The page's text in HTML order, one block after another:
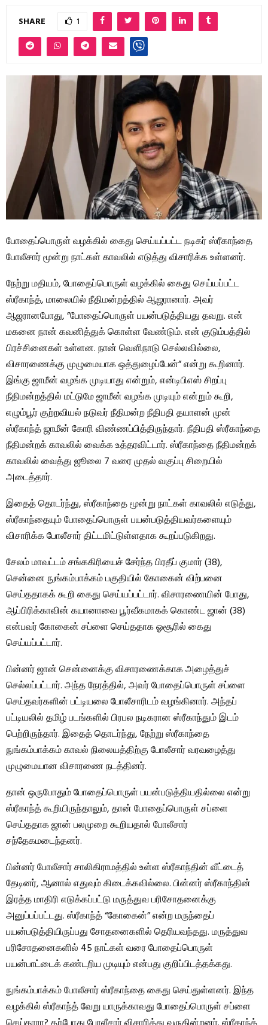
SHARE 1
போதைப்பொருள் வழக்கில் கைது செய்யப்பட்ட நடிகர் ஸ்ரீகாந்தை
போலீசார் மூன்று நாட்கள் காவலில் எடுத்து விசாரிக்க உள்ளனர்.
நேற்று மதியம், போதைப்பொருள் வழக்கில் கைது செய்யப்பட்ட
ஸ்ரீகாந்த், மாலையில் நீதிமன்றத்தில் ஆஜரானார். அவர்
ஆஜரானபோது, ​​”போதைப்பொருள் பயன்படுத்தியது தவறு. என்
மகனை நான் கவனித்துக் கொள்ள வேண்டும். என் குடும்பத்தில்
பிரச்சினைகள் உள்ளன. நான் வெளிநாடு செல்லவில்லை,
விசாரணைக்கு முழுமையாக ஒத்துழைப்பேன்” என்று கூறினார்.
இங்கு ஜாமீன் வழங்க முடியாது என்றும், என்டிபிஎஸ் சிறப்பு
நீதிமன்றத்தில் மட்டுமே ஜாமீன் வழங்க முடியும் என்றும் கூறி,
எழும்பூர் குற்றவியல் நடுவர் நீதிமன்ற நீதிபதி தயாளன் முன்
ஸ்ரீகாந்த் ஜாமீன் கோரி விண்ணப்பித்திருந்தார். நீதிபதி ஸ்ரீகாந்தை
நீதிமன்றக் காவலில் வைக்க உத்தரவிட்டார். ஸ்ரீகாந்தை நீதிமன்றக்
காவலில் வைத்து ஜூலை 7 வரை முதல் வகுப்பு சிறையில்
அடைத்தார்.
இதைத் தொடர்ந்து, ஸ்ரீகாந்தை மூன்று நாட்கள் காவலில் எடுத்து,
ஸ்ரீகாந்தையும் போதைப்பொருள் பயன்படுத்தியவர்களையும்
விசாரிக்க போலீசார் திட்டமிட்டுள்ளதாக கூறப்படுகிறது.
சேலம் மாவட்டம் சங்ககிரியைச் சேர்ந்த பிரதீப் குமார் (38),
சென்னை நுங்கம்பாக்கம் பகுதியில் கோகைன் விற்பனை
செய்ததாகக் கூறி கைது செய்யப்பட்டார். விசாரணையின் போது, ​​
ஆப்பிரிக்காவின் கயானாவை பூர்வீகமாகக் கொண்ட ஜான் (38)
என்பவர் கோகைன் சப்ளை செய்ததாக ஓசூரில் கைது
செய்யப்பட்டார்.
பின்னர் ஜான் சென்னைக்கு விசாரணைக்காக அழைத்துச்
செல்லப்பட்டார். அந்த நேரத்தில், அவர் போதைப்பொருள் சப்ளை
செய்தவர்களின் பட்டியலை போலீசாரிடம் வழங்கினார். அந்தப்
பட்டியலில் தமிழ் படங்களில் பிரபல நடிகரான ஸ்ரீகாந்தும் இடம்
பெற்றிருந்தார். இதைத் தொடர்ந்து, நேற்று ஸ்ரீகாந்தை
நுங்கம்பாக்கம் காவல் நிலையத்திற்கு போலீசார் வரவழைத்து
முழுமையான விசாரணை நடத்தினர்.
தான் ஒருபோதும் போதைப்பொருள் பயன்படுத்தியதில்லை என்று
ஸ்ரீகாந்த் கூறியிருந்தாலும், தான் போதைப்பொருள் சப்ளை
செய்ததாக ஜான் பலமுறை கூறியதால் போலீசார்
சந்தேகமடைந்தனர்.
பின்னர் போலீசார் சாலிகிராமத்தில் உள்ள ஸ்ரீகாந்தின் வீட்டைத்
தேடினர், ஆனால் எதுவும் கிடைக்கவில்லை. பின்னர் ஸ்ரீகாந்தின்
இரத்த மாதிரி எடுக்கப்பட்டு மருத்துவ பரிசோதனைக்கு
அனுப்பப்பட்டது. ஸ்ரீகாந்த் “கோகைன்” என்ற மருந்தைப்
பயன்படுத்தியிருப்பது சோதனைகளில் தெரியவந்தது. மருத்துவ
பரிசோதனைகளில் 45 நாட்கள் வரை போதைப்பொருள்
பயன்பாட்டைக் கண்டறிய முடியும் என்பது குறிப்பிடத்தக்கது.
நுங்கம்பாக்கம் போலீசார் ஸ்ரீகாந்தை கைது செய்துள்ளனர். இந்த
வழக்கில் ஸ்ரீகாந்த் வேறு யாருக்காவது போதைப்பொருள் சப்ளை